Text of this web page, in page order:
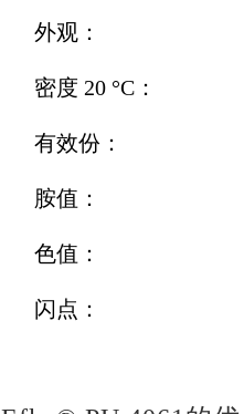
外观： 透明
密度 20 °C：
有效份：
胺值： ~
色值：
闪点：